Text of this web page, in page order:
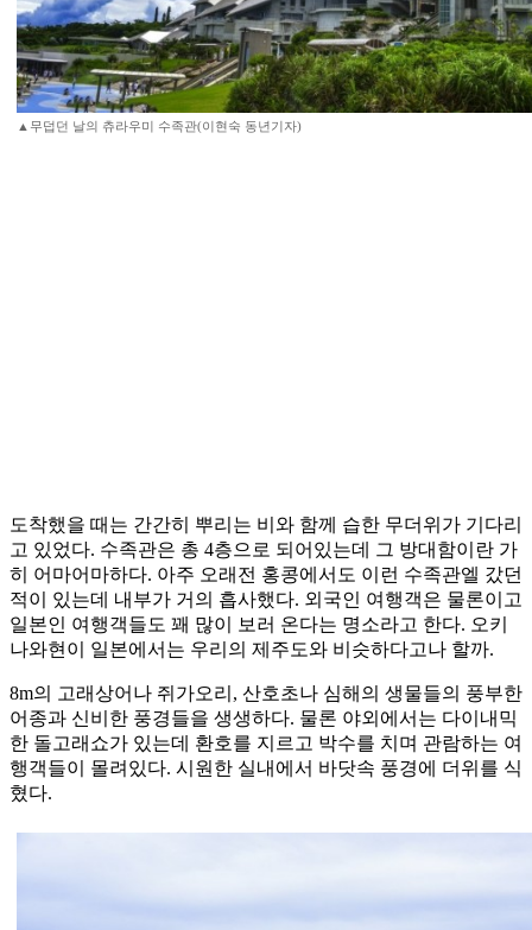
▲무덥던 날의 츄라우미 수족관(이현숙 동년기자)
도착했을 때는 간간히 뿌리는 비와 함께 습한 무더위가 기다리
고 있었다. 수족관은 총 4층으로 되어있는데 그 방대함이란 가
히 어마어마하다. 아주 오래전 홍콩에서도 이런 수족관엘 갔던
적이 있는데 내부가 거의 흡사했다. 외국인 여행객은 물론이고
일본인 여행객들도 꽤 많이 보러 온다는 명소라고 한다. 오키
나와현이 일본에서는 우리의 제주도와 비슷하다고나 할까.
8m의 고래상어나 쥐가오리, 산호초나 심해의 생물들의 풍부한
어종과 신비한 풍경들을 생생하다. 물론 야외에서는 다이내믹
한 돌고래쇼가 있는데 환호를 지르고 박수를 치며 관람하는 여
행객들이 몰려있다. 시원한 실내에서 바닷속 풍경에 더위를 식
혔다.